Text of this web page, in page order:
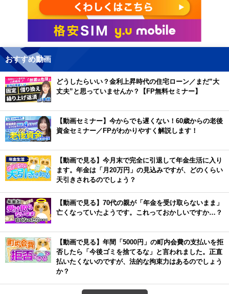
おすすめ動画
どうしたらいい？金利上昇時代の住宅ローン／まだ”大
丈夫”と思っていませんか？【FP無料セミナー】
【動画セミナー】今からでも遅くない！60歳からの老後
資金セミナー／FPがわかりやすく解説します！
【動画で見る】今月末で完全に引退して年金生活に入り
ます。年金は「月20万円」の見込みですが、どのくらい
天引きされるのでしょう？
【動画で見る】70代の親が「年金を受け取らないまま」
亡くなっていたようです。これっておかしいですか…？
【動画で見る】年間「5000円」の町内会費の支払いを拒
否したら「今後ゴミを捨てるな」と言われました。正直
払いたくないのですが、法的な拘束力はあるのでしょう
か？